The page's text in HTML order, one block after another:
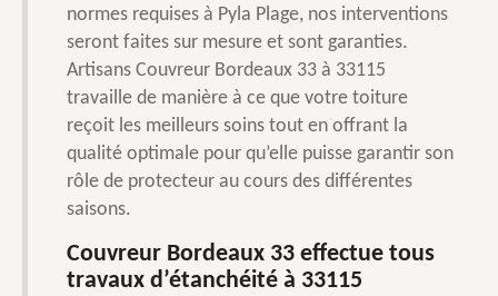
normes requises à Pyla Plage, nos interventions
seront faites sur mesure et sont garanties.
Artisans Couvreur Bordeaux 33 à 33115
travaille de manière à ce que votre toiture
reçoit les meilleurs soins tout en offrant la
qualité optimale pour qu’elle puisse garantir son
rôle de protecteur au cours des différentes
saisons.
Couvreur Bordeaux 33 effectue tous
travaux d’étanchéité à 33115